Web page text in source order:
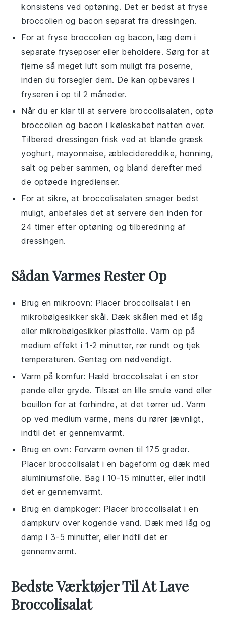
konsistens ved optøning. Det er bedst at fryse
broccolien og bacon separat fra dressingen.
For at fryse broccolien og bacon, læg dem i
separate fryseposer eller beholdere. Sørg for at
fjerne så meget luft som muligt fra poserne,
inden du forsegler dem. De kan opbevares i
fryseren i op til 2 måneder.
Når du er klar til at servere broccolisalaten, optø
broccolien og bacon i køleskabet natten over.
Tilbered dressingen frisk ved at blandegræsk
yoghurt, mayonnaise, æblecidereddike,honning,
salt ogpeber sammen, og bland derefter med
de optøede ingredienser.
For at sikre, at broccolisalaten smager bedst
muligt, anbefales det at servere den inden for
24 timer efter optøning og tilberedning af
dressingen.
Sådan Varmes Rester Op
Brug enmikroovn: Placer broccolisalat i en
mikrobølgesikker skål. Dæk skålen med et låg
eller mikrobølgesikker plastfolie. Varm op på
medium effekt i 1-2 minutter, rør rundt og tjek
temperaturen. Gentag om nødvendigt.
Varm påkomfur: Hæld broccolisalat i en stor
pande eller gryde. Tilsæt en lille smule vand eller
bouillon for at forhindre, at det tørrer ud. Varm
op ved medium varme, mens du rører jævnligt,
indtil det er gennemvarmt.
Brug enovn: Forvarm ovnen til 175 grader.
Placer broccolisalat i en bageform og dæk med
aluminiumsfolie. Bag i 10-15 minutter, eller indtil
det er gennemvarmt.
Brug endampkoger: Placer broccolisalat i en
dampkurv over kogendevand. Dæk med låg og
damp i 3-5 minutter, eller indtil det er
gennemvarmt.
Bedste Værktøjer Til At Lave
Broccolisalat